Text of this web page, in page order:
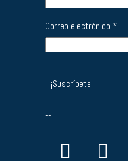
Correo electrónico *
--